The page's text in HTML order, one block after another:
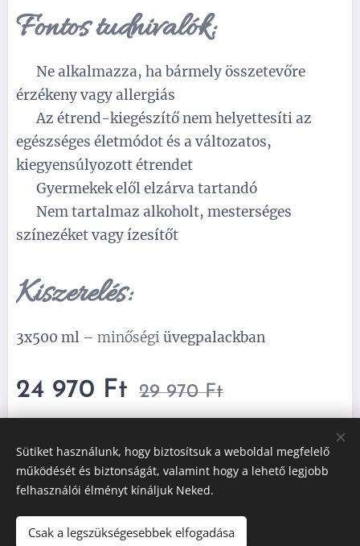
Fontos tudnivalók:
Ne alkalmazza, ha bármely összetevőre
érzékeny vagy allergiás
⚠️Az étrend-kiegészítő nem helyettesíti az
egészséges életmódot és a változatos,
kiegyensúlyozott étrendet
Gyermekek elől elzárva tartandó
Nem tartalmaz alkoholt, mesterséges
színezéket vagy ízesítőt
Kiszerelés:
3x500 ml – minőségi üvegpalackban
24 970 Ft 29 970Ft
Adatvédelmi Szabályzat
Általános Szerződési Feltételek
Sütiket használunk, hogy biztosítsuk a weboldal megfelelő
működését és biztonságát, valamint hogy a lehető legjobb
felhasználói élményt kínáljuk Neked.
Csak a legszükségesebbek elfogadása